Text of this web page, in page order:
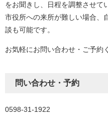
をお聞きし、日程を調整させて
市役所への来所が難しい場合、
談も可能です。
お気軽にお問い合わせ・ご予約
問い合わせ・予約
0598-31-1922